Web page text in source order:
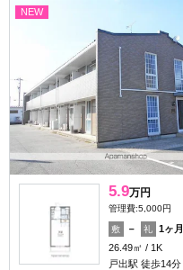
NEW
5.9万円
管理費:5,000円
敷 － 礼
1ヶ月
26.49㎡
1K
戸出駅 徒歩14分